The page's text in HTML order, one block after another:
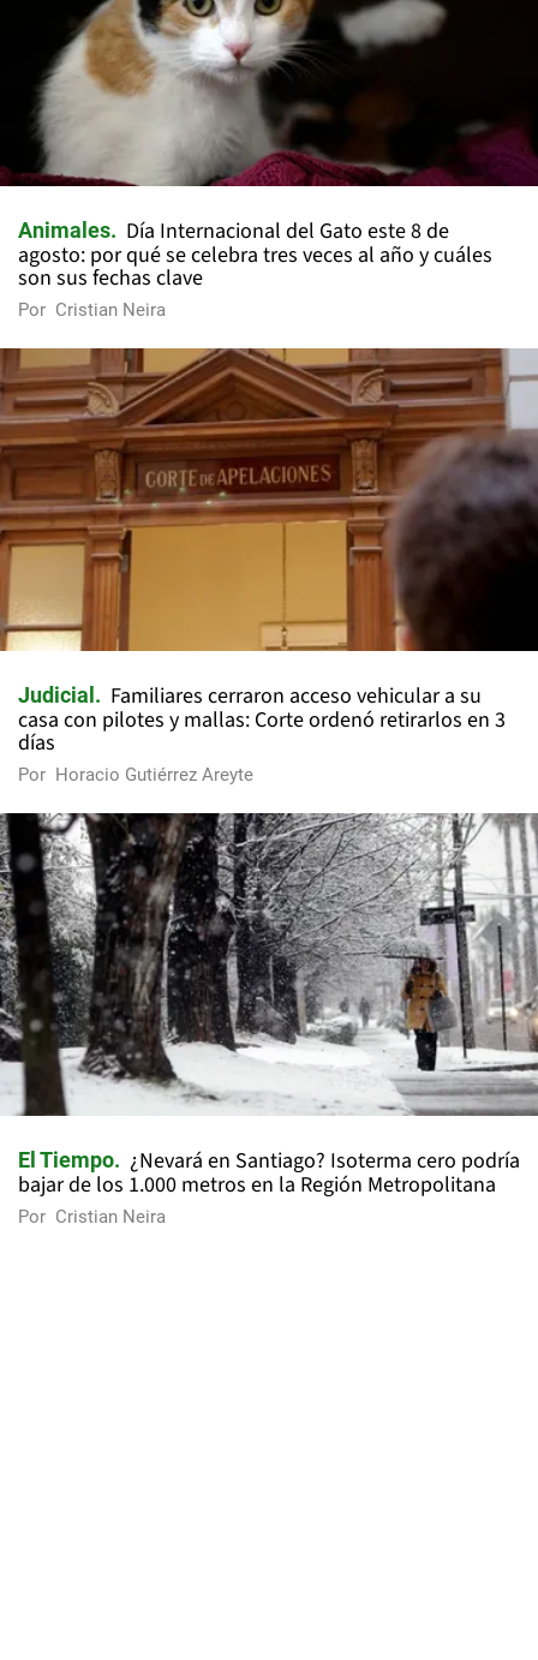
Animales
Día Internacional del Gato este 8 de
agosto: por qué se celebra tres veces al año y cuáles
son sus fechas clave
Por Cristian Neira
Judicial
Familiares cerraron acceso vehicular a su
casa con pilotes y mallas: Corte ordenó retirarlos en 3
días
Por Horacio Gutiérrez Areyte
El Tiempo
¿Nevará en Santiago? Isoterma cero podría
bajar de los 1.000 metros en la Región Metropolitana
Por Cristian Neira